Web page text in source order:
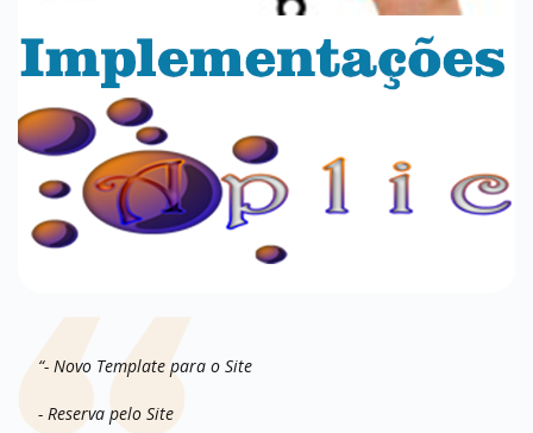
“- Novo Template para o Site
- Reserva pelo Site